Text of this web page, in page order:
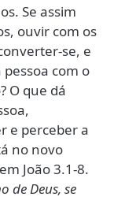
Se assim
ouvir com os
se, e
com o
O que dá
e perceber a
no novo
João 3.1-8.
de Deus, se